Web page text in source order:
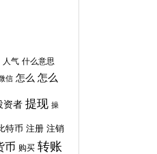
人气 什么意思
信 怎么 怎么
资者 提现 操
特币 注册 注销
币 购买 转账